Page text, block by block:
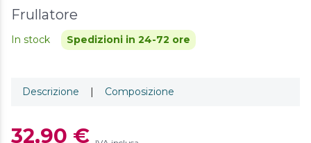
Frullatore
In stock Spedizioni in 24-72 ore
Descrizione | Composizione
32,90 €